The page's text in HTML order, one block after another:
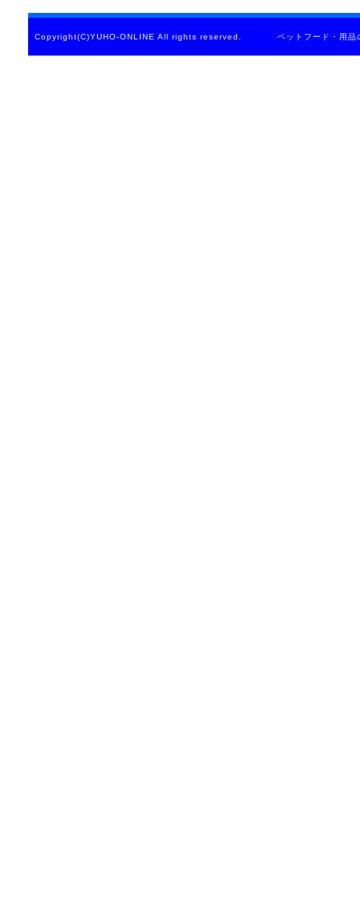
Copyright(C)YUHO-ONLINE All rights reserved. ペットフード・用品